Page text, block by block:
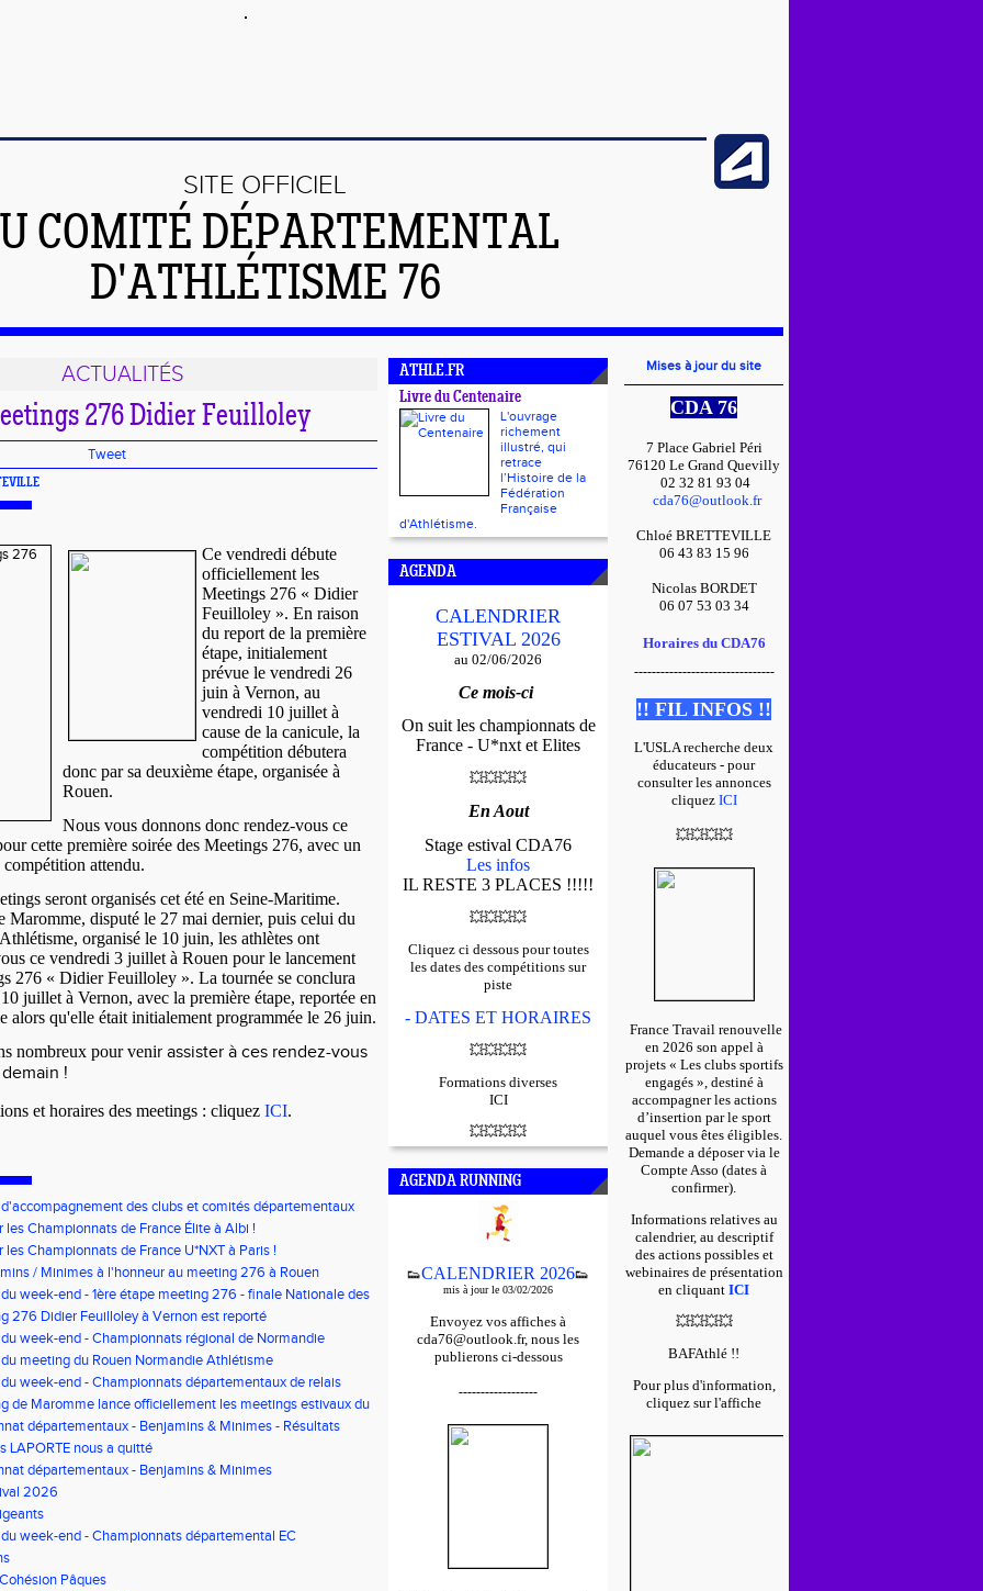
SITE OFFICIEL
COMITÉ DÉPARTEMENTAL
D'ATHLÉTISME 76
ACTUALITÉS
276 Didier Feuilloley
Tweet
Ce vendredi débute
officiellement les
Meetings 276 « Didier
Feuilloley ». En raison
du report de la première
étape, initialement
prévue le vendredi 26
juin à Vernon, au
vendredi 10 juillet à
cause de la canicule, la
compétition débutera
donc par sa deuxième étape, organisée à
Rouen.
Nous vous donnons donc rendez-vous ce
cette première soirée des Meetings 276, avec un
attendu.
seront organisés cet été en Seine-Maritime.
Maromme, disputé le 27 mai dernier, puis celui du
organisé le 10 juin, les athlètes ont
ce vendredi 3 juillet à Rouen pour le lancement
276 « Didier Feuilloley ». La tournée se conclura
juillet à Vernon, avec la première étape, reportée en
alors qu'elle était initialement programmée le 26 juin.
nombreux pour venir assister à ces rendez-vous
!
et horaires des meetings : cliquez ICI.
des clubs et comités départementaux
de volontaires au service civique
les Championnats de France Élite à Albi !
les Championnats de France U*NXT à Paris !
/ Minimes à l'honneur au meeting 276 à Rouen
week-end - 1ère étape meeting 276 - finale Nationale des
- Pré-France CJESM
276 Didier Feuilloley à Vernon est reporté
week-end - Championnats régional de Normandie
meeting du Rouen Normandie Athlétisme
week-end - Championnats départementaux de relais
départementale des triathlons poussins
de Maromme lance officiellement les meetings estivaux du
départementaux - Benjamins & Minimes - Résultats
LAPORTE nous a quitté
départementaux - Benjamins & Minimes
2026
week-end - Championnats départemental EC
Minimes - EO Adultes
Pâques
ATHLE.FR
Livre du Centenaire
L'ouvrage
richement
illustré, qui
retrace
l’Histoire de la
Fédération
Française
d'Athlétisme.
AGENDA
CALENDRIER
ESTIVAL 2026
au 02/06/2026
Ce mois-ci
On suit les championnats de
France - U*nxt et Elites
💥💥💥💥
En Aout
Stage estival CDA76
Les infos
IL RESTE 3 PLACES !!!!!
💥💥💥💥
Cliquez ci dessous pour toutes
les dates des compétitions sur
piste
- DATES ET HORAIRES
💥💥💥💥
Formations diverses
ICI
💥💥💥💥
AGENDA RUNNING
👟CALENDRIER 2026👟
mis à jour le 03/02/2026
Envoyez vos affiches à
cda76@outlook.fr, nous les
publierons ci-dessous
------------------
Mises à jour du site
CDA 76
7 Place Gabriel Péri
76120 Le Grand Quevilly
02 32 81 93 04
cda76@outlook.fr
Chloé BRETTEVILLE
06 43 83 15 96
Nicolas BORDET
06 07 53 03 34
Horaires du CDA76
--------------------------------
!! FIL INFOS !!
L'USLA recherche deux
éducateurs - pour
consulter les annonces
cliquez ICI
💥💥💥💥
France Travail renouvelle
en 2026 son appel à
projets « Les clubs sportifs
engagés », destiné à
accompagner les actions
d’insertion par le sport
auquel vous êtes éligibles.
Demande a déposer via le
Compte Asso (dates à
confirmer).
Informations relatives au
calendrier, au descriptif
des actions possibles et
webinaires de présentation
en cliquant ICI
💥💥💥💥
BAFAthlé !!
Pour plus d'information,
cliquez sur l'affiche